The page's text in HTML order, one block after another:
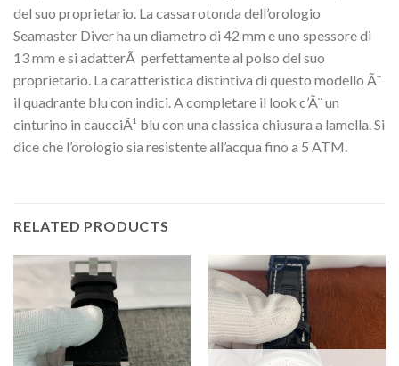
del suo proprietario. La cassa rotonda dell’orologio
Seamaster Diver ha un diametro di 42 mm e uno spessore di
13 mm e si adatterÃ perfettamente al polso del suo
proprietario. La caratteristica distintiva di questo modello Ã¨
il quadrante blu con indici. A completare il look c’Ã¨ un
cinturino in caucciÃ¹ blu con una classica chiusura a lamella. Si
dice che l’orologio sia resistente all’acqua fino a 5 ATM.
RELATED PRODUCTS